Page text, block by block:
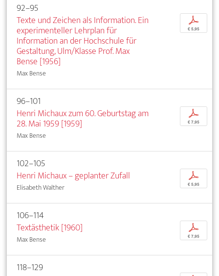
92–95
Texte und Zeichen als Information. Ein
experimenteller Lehrplan für
Information an der Hochschule für
Gestaltung, Ulm/Klasse Prof. Max
Bense [1956]
Max Bense
p
€ 5,95
96–101
Henri Michaux zum 60. Geburtstag am
28. Mai 1959 [1959]
Max Bense
p
€ 7,95
102–105
Henri Michaux – geplanter Zufall
Elisabeth Walther
p
€ 5,95
106–114
Textästhetik [1960]
Max Bense
p
€ 7,95
118–129